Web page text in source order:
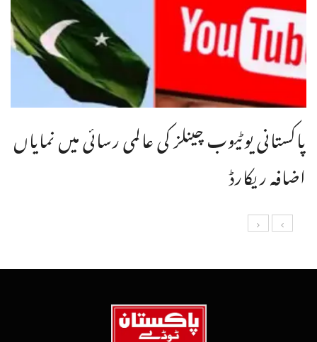
پاکستانی یوٹیوب چینلز کی عالمی رسائی میں نمایاں
اضافہ ریکارڈ